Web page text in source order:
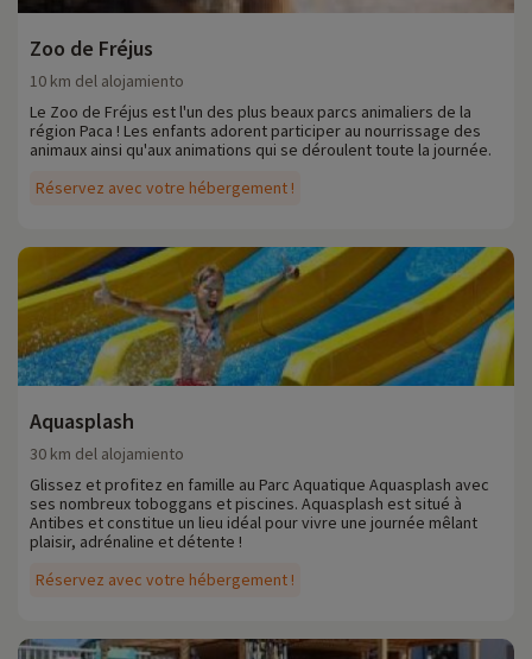
Zoo de Fréjus
Réservez avec votre hébergement !
10 km del alojamiento
Le Zoo de Fréjus est l'un des plus beaux parcs animaliers de la
région Paca ! Les enfants adorent participer au nourrissage des
animaux ainsi qu'aux animations qui se déroulent toute la journée.
Aquasplash
Réservez avec votre hébergement !
30 km del alojamiento
Glissez et profitez en famille au Parc Aquatique Aquasplash avec
ses nombreux toboggans et piscines. Aquasplash est situé à
Antibes et constitue un lieu idéal pour vivre une journée mêlant
plaisir, adrénaline et détente !